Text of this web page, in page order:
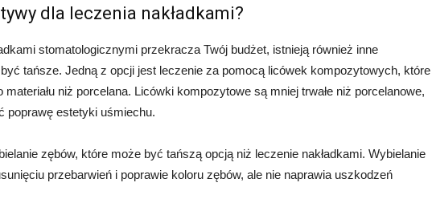
dla leczenia nakładkami?
stomatologicznymi przekracza Twój budżet, istnieją również inne
tańsze. Jedną z opcji jest leczenie za pomocą licówek kompozytowych, które
niż porcelana. Licówki kompozytowe są mniej trwałe niż porcelanowe,
poprawę estetyki uśmiechu.
zębów, które może być tańszą opcją niż leczenie nakładkami. Wybielanie
przebarwień i poprawie koloru zębów, ale nie naprawia uszkodzeń